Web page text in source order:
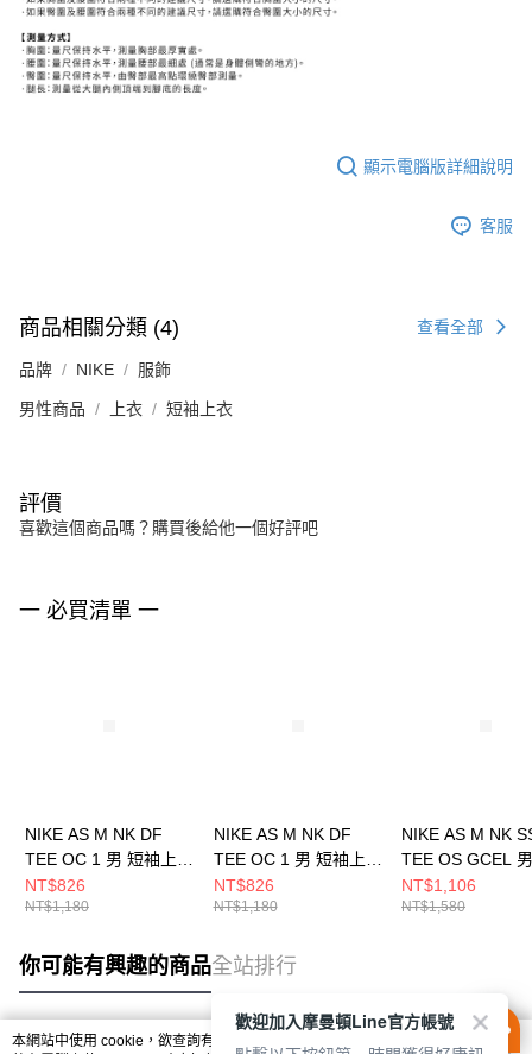
顯示電腦版詳細說明
客服
商品相關分類 (4) 查看全部
品牌 NIKE 服飾
男性商品 上衣 短袖上衣
評價
喜歡這個商品嗎？購買後給他一個好評吧
一 必買清單 一
NIKE AS M NK DF
TEE OC 1 男 短袖上衣
HJ3465633
NT$826
NT$1,180
NIKE AS M NK DF
TEE OC 1 男 短袖上衣
HJ3465100
NT$826
NT$1,180
NIKE AS M NK
TEE OS GCEL
袖上衣
NT$1,106
NT$1,580
你可能有興趣的商品全站排行
本網站中使用 cookie，欲查詢有關本網站使用 cookie 方式之詳情，及若您不希
歡迎加入摩曼頓Line官方帳號